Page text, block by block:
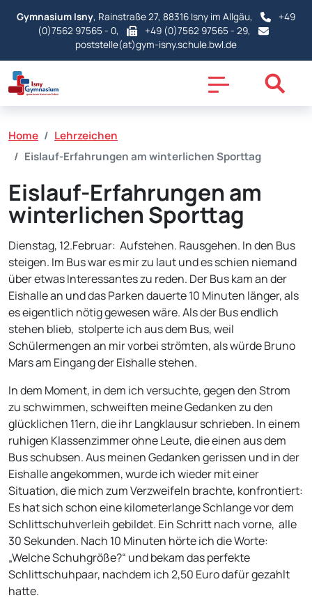
Gymnasium Isny, Rainstraße 27, 88316 Isny im Allgäu,
+49
(0)7562 97565 - 0,
+49 (0)7562 97565 - 29,
poststelle(at)gym-isny.schule.bwl.de
Home
Lehrzeichen
Eislauf-Erfahrungen am winterlichen Sporttag
Eislauf-Erfahrungen am
winterlichen Sporttag
Dienstag, 12.Februar: Aufstehen. Rausgehen. In den Bus
steigen. Im Bus war es mir zu laut und es schien niemand
über etwas Interessantes zu reden. Der Bus kam an der
Eishalle an und das Parken dauerte 10 Minuten länger, als
es eigentlich nötig gewesen wäre. Als der Bus endlich
stehen blieb, stolperte ich aus dem Bus, weil
Schülermengen an mir vorbei strömten, als würde Bruno
Mars am Eingang der Eishalle stehen.
In dem Moment, in dem ich versuchte, gegen den Strom
zu schwimmen, schweiften meine Gedanken zu den
glücklichen 11ern, die ihr Langklausur schrieben. In einem
ruhigen Klassenzimmer ohne Leute, die einen aus dem
Bus schubsen. Aus meinen Gedanken gerissen und in der
Eishalle angekommen, wurde ich wieder mit einer
Situation, die mich zum Verzweifeln brachte, konfrontiert:
Es hat sich schon eine kilometerlange Schlange vor dem
Schlittschuhverleih gebildet. Ein Schritt nach vorne, alle
30 Sekunden. Nach 10 Minuten hörte ich die Worte:
„Welche Schuhgröße?“ und bekam das perfekte
Schlittschuhpaar, nachdem ich 2,50 Euro dafür gezahlt
hatte.